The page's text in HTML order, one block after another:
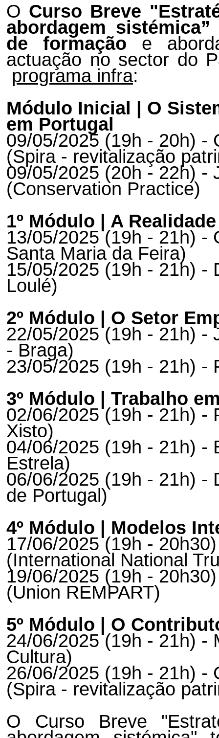
O Curso Breve
abordagem
de formação e
actuação no sector do
programa infra:
Módulo Inicial | O
em Portugal
09/05/2025 (19h - 20h) -
(Spira - revitalização
09/05/2025 (20h - 22h) -
(Conservation Practice) ​
1º Módulo | A
13/05/2025 (19h - 21h) -
Santa Maria da Feira)
15/05/2025 (19h - 21h) -
Loulé)
2º Módulo | O Setor
22/05/2025 (19h - 21h) -
- Braga)
23/05/2025 (19h - 21h) -
3º Módulo | Trabalho
02/06/2025 (19h - 21h) -
Xisto)
04/06/2025 (19h - 21h) -
Estrela)
06/06/2025 (19h - 21h) -
de Portugal)
4º Módulo | Modelos
17/06/2025 (19h -
(International National
19/06/2025 (19h -
(Union REMPART)
5º Módulo | O
24/06/2025 (19h - 21h) -
Cultura)
26/06/2025 (19h - 21h) -
(Spira - revitalização
O Curso Breve